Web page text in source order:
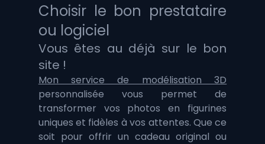
Choisir le bon prestataire
ou logiciel
Vous êtes au déjà sur le bon
site !
Mon service de modélisation 3D
personnalisée vous permet de
transformer vos photos en figurines
uniques et fidèles à vos attentes. Que ce
soit pour offrir un cadeau original ou